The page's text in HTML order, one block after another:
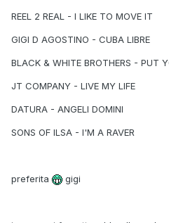
REEL 2 REAL - I LIKE TO MOVE IT
GIGI D AGOSTINO - CUBA LIBRE
BLACK & WHITE BROTHERS - PUT
JT COMPANY - LIVE MY LIFE
DATURA - ANGELI DOMINI
SONS OF ILSA - I'M A RAVER
preferita gigi